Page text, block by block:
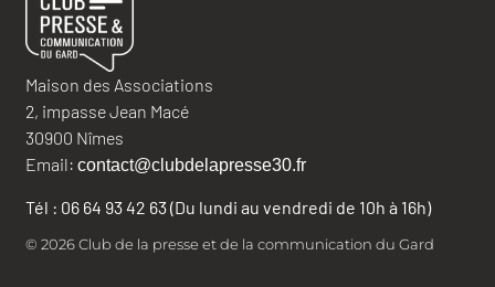
Maison des Associations
2, impasse Jean Macé
30900 Nîmes
Email: contact@clubdelapresse30.fr
Tél : 06 64 93 42 63 (Du lundi au vendredi de 10h à 16h)
© 2026 Club de la presse et de la communication du Gard